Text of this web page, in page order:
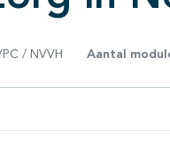
/ NVVH Aantal